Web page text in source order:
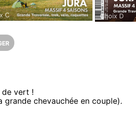
C Choix D
de vert !
chevauchée en couple).